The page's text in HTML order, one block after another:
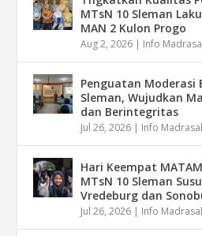
MTsN 10 Sleman
MAN 2 Kulon Progo
Aug 2, 2026 | Info
Penguatan Moderasi
Sleman, Wujudkan
dan Berintegritas
Jul 26, 2026 | Info
Hari Keempat
MTsN 10 Sleman
Vredeburg dan
Jul 26, 2026 | Info